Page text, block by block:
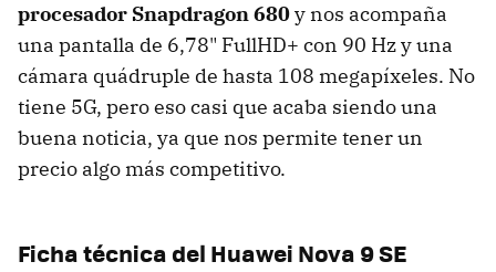
procesador Snapdragon 680y nos acompaña
una pantalla de 6,78" FullHD+ con 90 Hz y una
cámara quádruple de hasta 108 megapíxeles. No
tiene 5G, pero eso casi que acaba siendo una
buena noticia, ya que nos permite tener un
precio algo más competitivo.
Ficha técnica del Huawei Nova 9 SE